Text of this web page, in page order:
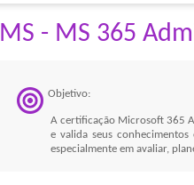
MS - MS 365
Objetivo:
A certificação Microsoft 365
e valida seus
especialmente em avaliar,